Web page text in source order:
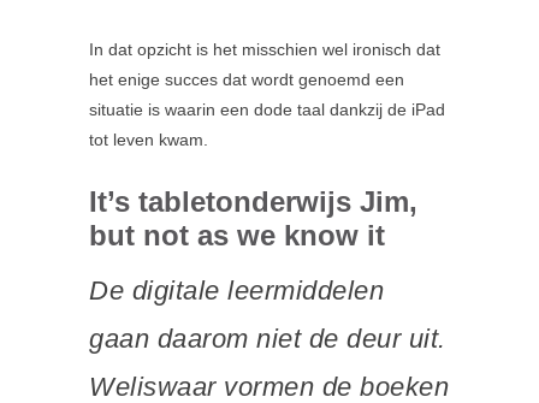
In dat opzicht is het misschien wel ironisch dat
het enige succes dat wordt genoemd een
situatie is waarin een dode taal dankzij de iPad
tot leven kwam.
It’s tabletonderwijs Jim,
but not as we know it
De digitale leermiddelen
gaan daarom niet de deur uit.
Weliswaar vormen de boeken